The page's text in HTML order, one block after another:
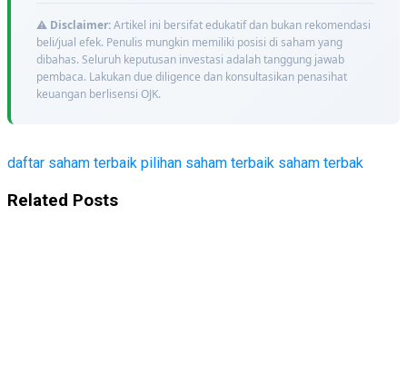
⚠️ Disclaimer:Artikel ini bersifat edukatif dan bukan rekomendasi
beli/jual efek. Penulis mungkin memiliki posisi di saham yang
dibahas. Seluruh keputusan investasi adalah tanggung jawab
pembaca. Lakukan due diligence dan konsultasikan penasihat
keuangan berlisensi OJK.
daftar saham terbaik pilihan saham terbaik saham terbak
Related Posts